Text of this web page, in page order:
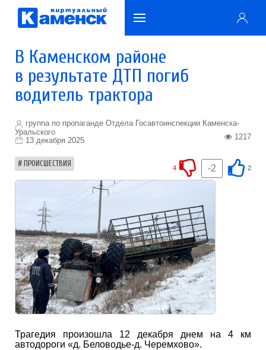
В Каменском районе
в результате ДТП погиб
водитель трактора
группа по пропаганде Отдела Госавтоинспекции Каменска-
Уральского
13 декабря 2025
1217
ПРОИСШЕСТВИЯ 2
-2
4
Трагедия произошла 12 декабря днем на 4 км
автодороги «д. Беловодье-д. Черемхово».